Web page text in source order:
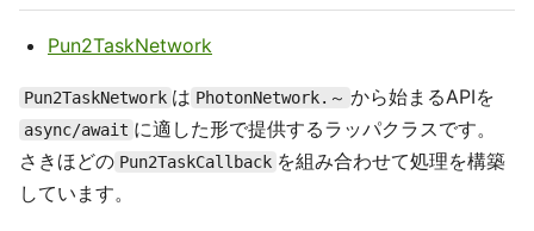
Pun2TaskNetwork
Pun2TaskNetwork は PhotonNetwork.～ から始まるAPIを
async/await に適した形で提供するラッパクラスです。
さきほどの Pun2TaskCallback を組み合わせて処理を構築
しています。